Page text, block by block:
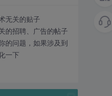
无关的贴子
的招聘、广告的帖子
的问题，如果涉及到
一下